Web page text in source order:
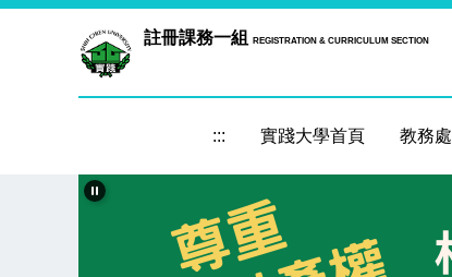
註冊課務一組 REGISTRATION & CURRICULUM SECTION
::: 實踐大學首頁 教務處